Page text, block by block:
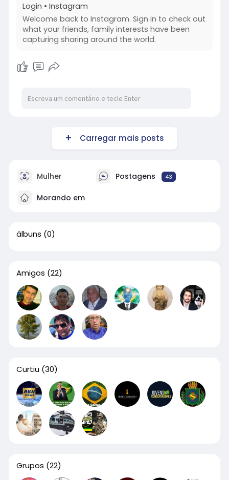
Login • Instagram
Welcome back to Instagram. Sign in to check out
what your friends, family interests have been
capturing sharing around the world.
Carregar mais posts
Mulher Postagens 43
Morando em
álbuns (0)
Amigos (22)
Curtiu (30)
Grupos (22)